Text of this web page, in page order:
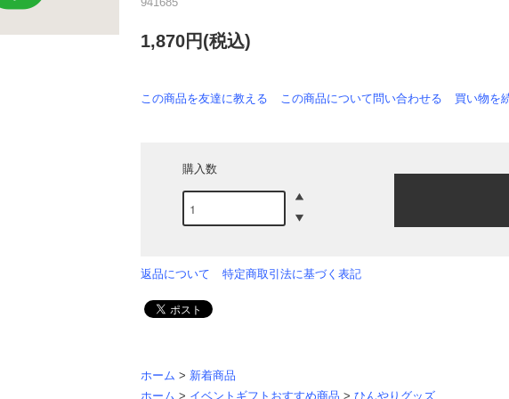
1,870円(税込)
この商品を友達に教える この商品について問い合わせる 買い物を
購入数
返品について 特定商取引法に基づく表記
ホーム > 新着商品